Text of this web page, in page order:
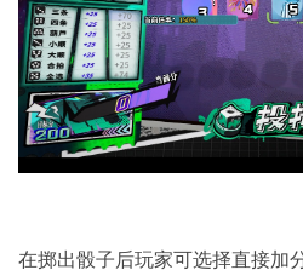
在掷出骰子后玩家可选择直接加